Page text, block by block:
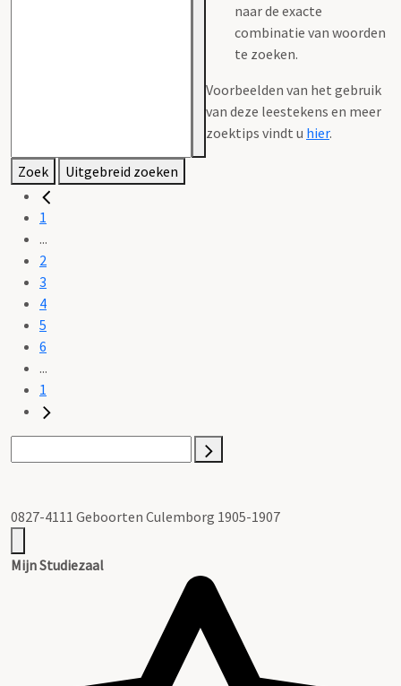
naar de exacte
combinatie van woorden
te zoeken.
Voorbeelden van het gebruik
van deze leestekens en meer
zoektips vindt u hier.
Zoek Uitgebreid zoeken
1
...
2
3
4
5
6
...
1
0827-4111 Geboorten Culemborg 1905-1907
Mijn Studiezaal